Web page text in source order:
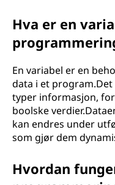
m
Hva er en
En variabel er en
data i et
typer informasjon,
boolske
kan endres under
som gjør dem
Hvordan